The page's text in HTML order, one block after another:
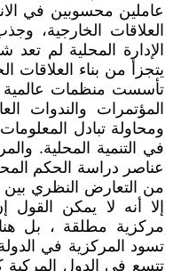
عاملين محسوبين في
العلاقات الخارجية،
الإدارة المحلية لم
يتجزأ من بناء العلاقات
تأسست منظمات عالمية
المؤتمرات والندوات
ومحاولة تبادل
في التنمية المحلية.
عناصر دراسة الحكم
من التعارض النظري بين
إلا أنه لا يمكن
مركزية مطلقة ، بل
تسود المركزية في
تتسع في الدول المركبة